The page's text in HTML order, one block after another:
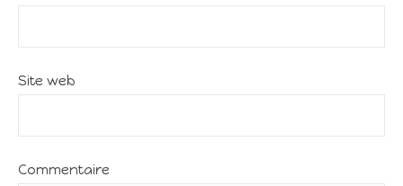
Site web
Commentaire